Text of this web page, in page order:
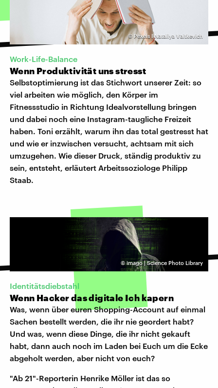
© Pexels I Nataliya Vaitkevich
Work-Life-Balance
Wenn Produktivität uns stresst
Selbstoptimierung ist das Stichwort unserer Zeit: so
viel arbeiten wie möglich, den Körper im
Fitnessstudio in Richtung Idealvorstellung bringen
und dabei noch eine Instagram-taugliche Freizeit
haben. Toni erzählt, warum ihn das total gestresst hat
und wie er inzwischen versucht, achtsam mit sich
umzugehen. Wie dieser Druck, ständig produktiv zu
sein, entsteht, erläutert Arbeitssoziologe Philipp
Staab.
©imago | Science Photo Library
Identitätsdiebstahl
Wenn Hacker das digitale Ich kapern
Was, wenn über euren Shopping-Account auf einmal
Sachen bestellt werden, die ihr nie geordert habt?
Und was, wenn diese Dinge, die ihr nicht gekauft
habt, dann auch noch im Laden bei Euch um die Ecke
abgeholt werden, aber nicht von euch?
"Ab 21"-Reporterin Henrike Möller ist das so